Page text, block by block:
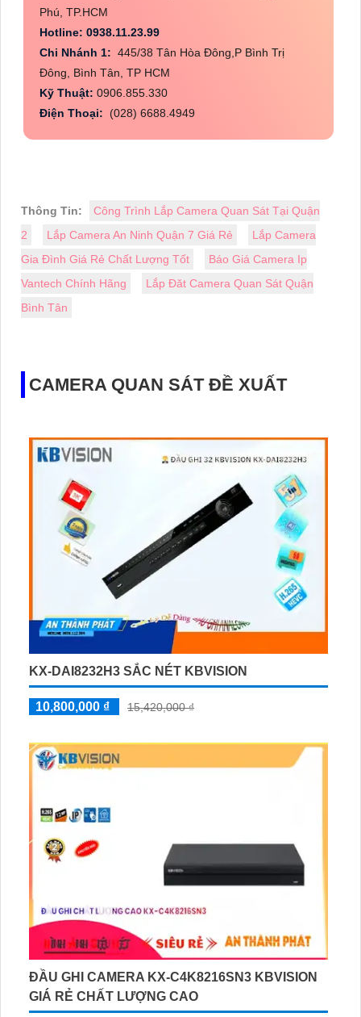
Phú, TP.HCM
Hotline: 0938.11.23.99
Chi Nhánh 1: 445/38 Tân Hòa Đông,P Bình Trị
Đông, Bình Tân, TP HCM
Kỹ Thuật: 0906.855.330
Điện Thoại: (028) 6688.4949
Thông Tin:
Công Trình Lắp Camera Quan Sát Tại Quận
2
Lắp Camera An Ninh Quận 7 Giá Rẻ
Lắp Camera
Gia Đình Giá Rẻ Chất Lượng Tốt
Báo Giá Camera Ip
Vantech Chính Hãng
Lắp Đăt Camera Quan Sát Quận
Bình Tân
CAMERA QUAN SÁT ĐỀ XUẤT
KX-DAI8232H3 SẮC NÉT KBVISION
10,800,000 ₫ 15,420,000 ₫
ĐẦU GHI CAMERA KX-C4K8216SN3 KBVISION
GIÁ RẺ CHẤT LƯỢNG CAO